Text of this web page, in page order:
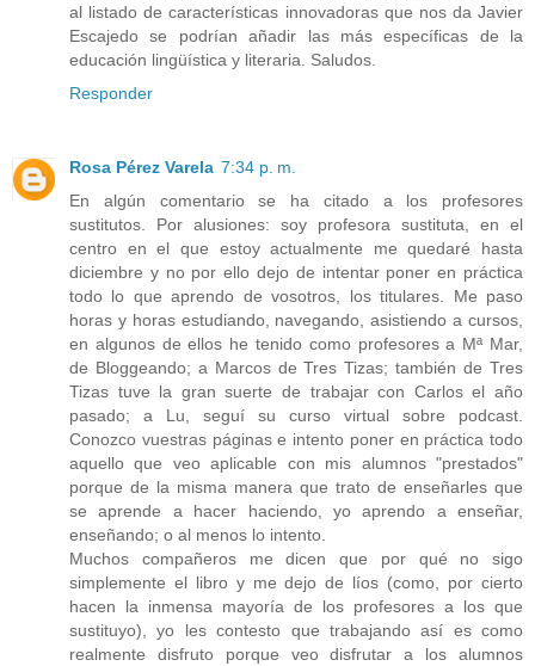
al listado de características innovadoras que nos da Javier
Escajedo se podrían añadir las más específicas de la
educación lingüística y literaria. Saludos.
Responder
Rosa Pérez Varela 7:34 p. m.
En algún comentario se ha citado a los profesores
sustitutos. Por alusiones: soy profesora sustituta, en el
centro en el que estoy actualmente me quedaré hasta
diciembre y no por ello dejo de intentar poner en práctica
todo lo que aprendo de vosotros, los titulares. Me paso
horas y horas estudiando, navegando, asistiendo a cursos,
en algunos de ellos he tenido como profesores a Mª Mar,
de Bloggeando; a Marcos de Tres Tizas; también de Tres
Tizas tuve la gran suerte de trabajar con Carlos el año
pasado; a Lu, seguí su curso virtual sobre podcast.
Conozco vuestras páginas e intento poner en práctica todo
aquello que veo aplicable con mis alumnos "prestados"
porque de la misma manera que trato de enseñarles que
se aprende a hacer haciendo, yo aprendo a enseñar,
enseñando; o al menos lo intento.
Muchos compañeros me dicen que por qué no sigo
simplemente el libro y me dejo de líos (como, por cierto
hacen la inmensa mayoría de los profesores a los que
sustituyo), yo les contesto que trabajando así es como
realmente disfruto porque veo disfrutar a los alumnos